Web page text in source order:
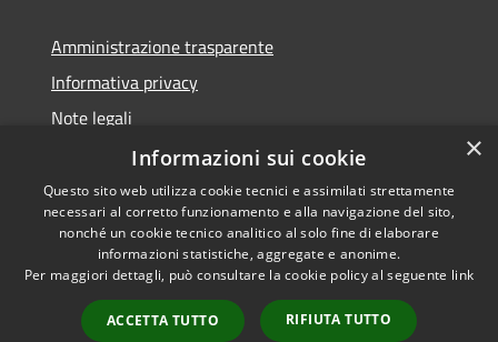
Amministrazione trasparente
Informativa privacy
Note legali
Dichiarazione di accessibilità
RSS
Accessibilità
Copyright © 2026 • Comune di
Municipium•
Accesso
×
Informazioni sui cookie
Questo sito web utilizza cookie tecnici e assimilati strettamente
necessari al corretto funzionamento e alla navigazione del sito,
nonché un cookie tecnico analitico al solo fine di elaborare
informazioni statistiche, aggregate e anonime.
Per maggiori dettagli, può consultare la cookie policy al seguente link
ACCETTA TUTTO RIFIUTA TUTTO